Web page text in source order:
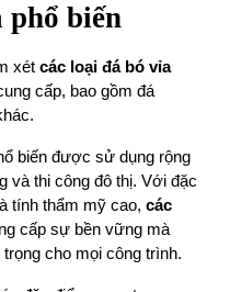
phổ biến
xétcác loại đá bó vỉa
cấp, bao gồm đá
biến được sử dụng rộng
và thi công đô thị. Với đặc
tính thẩm mỹ cao,các
cấp sự bền vững mà
cho mọi công trình.